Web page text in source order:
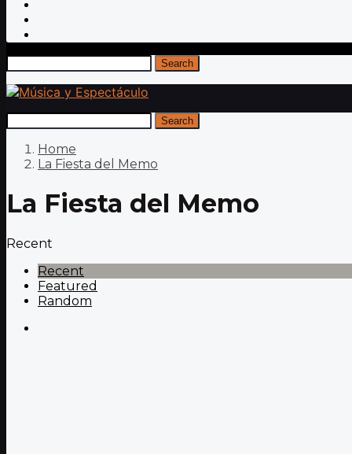
Search
Search
Home
La Fiesta del Memo
La Fiesta del Memo
Recent
Recent
Featured
Random